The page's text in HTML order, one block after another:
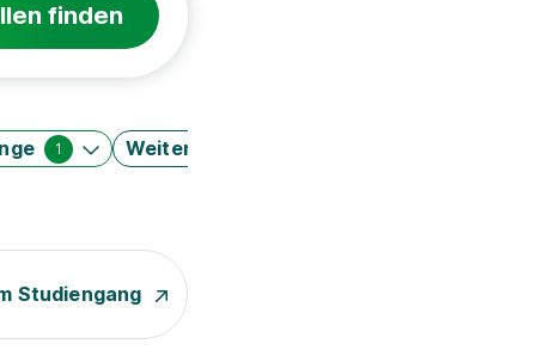
finden
1 Weitere Filter
Studiengang